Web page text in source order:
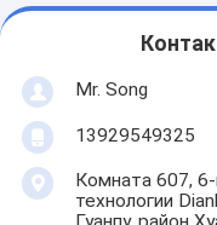
Mr. Song
13929549325
Комната 607,
технологии